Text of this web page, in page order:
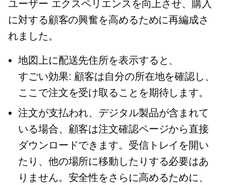
ユーザー エクスペリエンスを向上させ、購入
に対する顧客の興奮を高めるために再編成さ
れました。
地図上に配送先住所を表示すると、
すごい効果: 顧客は自分の所在地を確認し、
ここで注文を受け取ることを期待します。
注文が支払われ、デジタル製品が含まれて
いる場合、顧客は注文確認ページから直接
ダウンロードできます。受信トレイを開い
たり、他の場所に移動したりする必要はあ
りません。安全性をさらに高めるために、